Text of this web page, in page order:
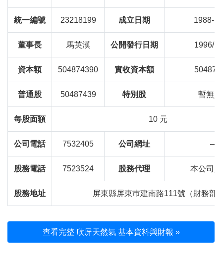
統一編號 23218199 成立日期 1988-
董事長 馬英漢 公開發行日期 1996/
資本額 504874390 實收資本額
普通股 50487439 特別股 暫無
每股面額 10 元
公司電話 7532405 公司網址 —
股務電話 7523524 股務代理 本公司
股務地址 屏東縣屏東巿建南路111號（財務部
查看完整 欣屏天然氣 基本資料與財報 »